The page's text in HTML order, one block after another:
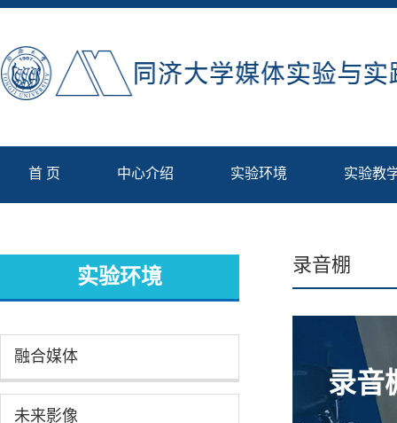
首 页 中心介绍 实验环境 实验教
实验环境
融合媒体
未来影像
录音棚
录音